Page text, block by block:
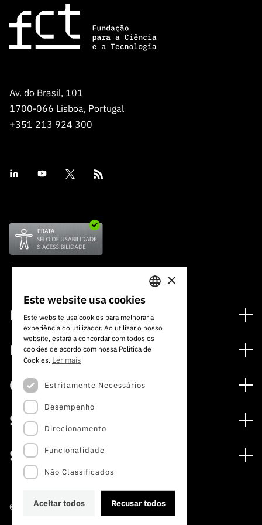
Av. do Brasil, 101
1700-066 Lisboa, Portugal
+351 213 924 300
Financiamento
Programas de Financiamento
Internacional
Prémios
Media
Notas de Imprensa
Subscrever Newsletter
Subscrever Direct Mail de Concursos
Agenda
Publicações
Concursos
Concursos Abertos
Concursos Previstos
Concursos Fechados
Calendarização FCT 2026
Serviços
Serviços digitais: Tecnologia para o Conhecimento
Arquivo, Documentação e Informação
Acesso a dados estatísticos para fins científicos –
Sobre
A FCT
Estudos e Planeamento Estratégico
Documentos de Gestão
©2022 · Fundação para a Ciência e a Tecnologia
PORTUGUESE
ENGLISH
×
Este website usa cookies
Este website usa cookies para melhorar a
experiência do utilizador. Ao utilizar o nosso
website, estará a concordar com todos os
cookies de acordo com nossa Política de
Cookies. Ler mais
Estritamente Necessários
Desempenho
Direcionamento
Funcionalidade
Não Classificados
Aceitar todos Recusar todos